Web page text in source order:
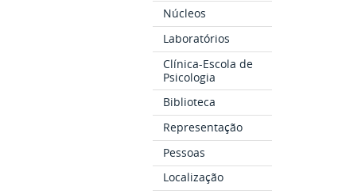
Núcleos
Laboratórios
Clínica-Escola de
Psicologia
Biblioteca
Representação
Pessoas
Localização